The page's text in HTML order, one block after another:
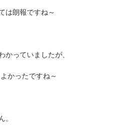
は朗報ですね～
かっていましたが、
かったですね～
。